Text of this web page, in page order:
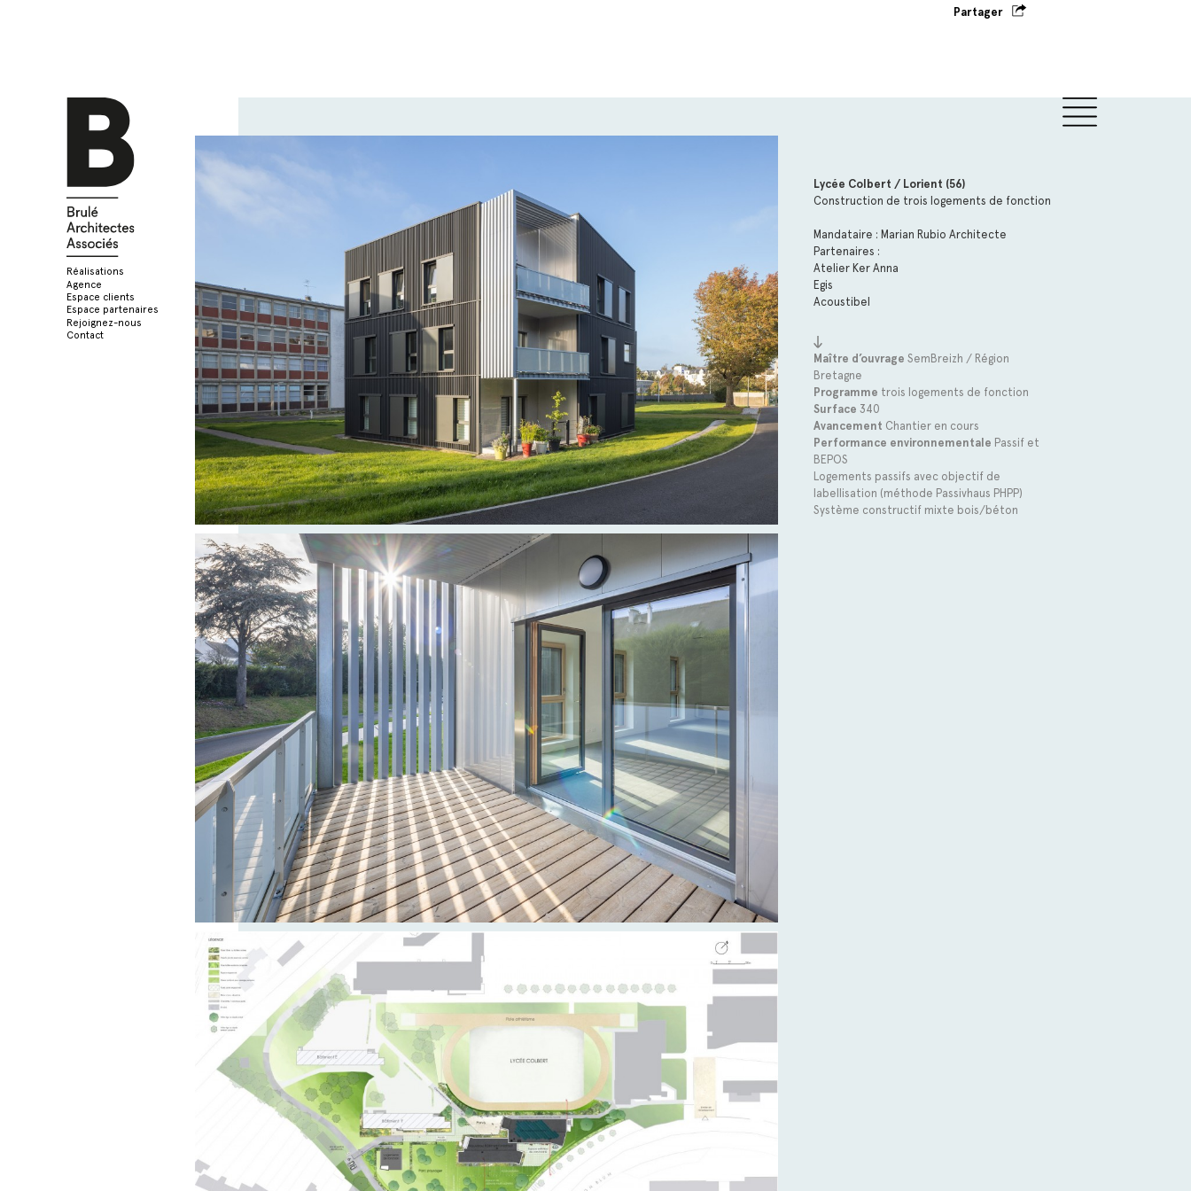
Réalisations
Agence
Espace clients
Espace partenaires
Rejoignez-nous
Contact
Partager
Lycée Colbert / Lorient (56)
Construction de trois logements de fonction
Mandataire : Marian Rubio Architecte
Partenaires :
Atelier Ker Anna
Egis
Acoustibel
Maître d’ouvrage SemBreizh / Région
Bretagne
Programme trois logements de fonction
Surface 340
Avancement Chantier en cours
Performance environnementale Passif et
BEPOS
Logements passifs avec objectif de
labellisation (méthode Passivhaus PHPP)
Système constructif mixte bois/béton